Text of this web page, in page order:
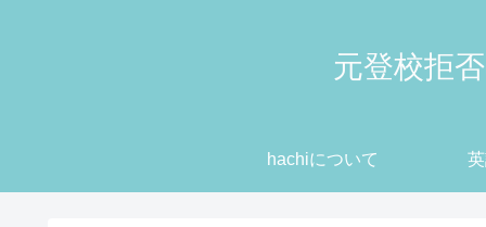
元登校拒
hachiについて